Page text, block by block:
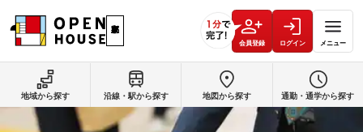
会員登録 ログイン メニュー
地域から探す 沿線・駅から探す 地図から探す 通勤・通学から探す